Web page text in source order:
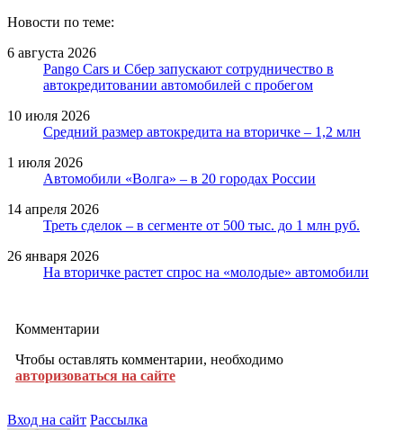
Новости по теме:
6 августа 2026
Pango Cars и Сбер запускают сотрудничество в
автокредитовании автомобилей с пробегом
10 июля 2026
Средний размер автокредита на вторичке – 1,2 млн
1 июля 2026
Автомобили «Волга» – в 20 городах России
14 апреля 2026
Треть сделок – в сегменте от 500 тыс. до 1 млн руб.
26 января 2026
На вторичке растет спрос на «молодые» автомобили
Комментарии
Чтобы оставлять комментарии, необходимо
авторизоваться на сайте
Вход на сайт Рассылка